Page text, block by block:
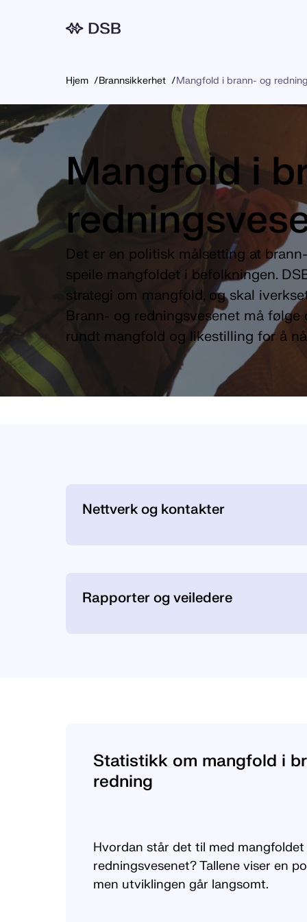
Hjem Brannsikkerhet Mangfold i brann- og
Mangfold i
Det er en politisk målsetting at
speile mangfoldet i befolkningen.
strategi om mangfold, og skal
Brann- og redningsvesenet må
rundt mangfold og likestilling for å
Nettverk og kontakter
Rapporter og veiledere
Statistikk om mangfold i
redning
Hvordan står det til med
redningsvesenet? Tallene viser en
men utviklingen går langsomt.